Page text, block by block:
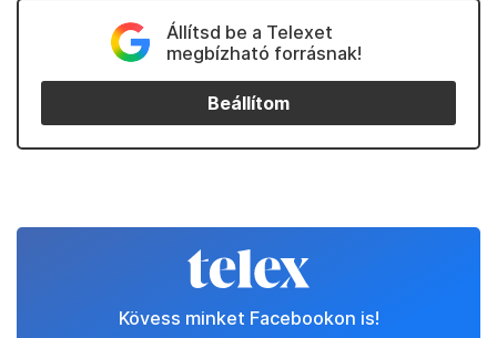
Állítsd be a Telexet
megbízható forrásnak!
Beállítom
Kövess minket Facebookon is!